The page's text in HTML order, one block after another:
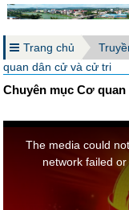
Trang chủ
quan dân cử và cử tri
Chuyên mục Cơ